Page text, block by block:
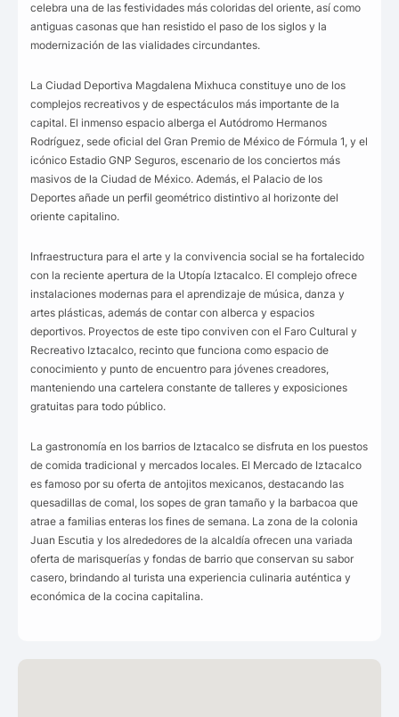
celebra una de las festividades más coloridas del oriente, así como
antiguas casonas que han resistido el paso de los siglos y la
modernización de las vialidades circundantes.
La Ciudad Deportiva Magdalena Mixhuca constituye uno de los
complejos recreativos y de espectáculos más importante de la
capital. El inmenso espacio alberga el Autódromo Hermanos
Rodríguez, sede oficial del Gran Premio de México de Fórmula 1, y el
icónico Estadio GNP Seguros, escenario de los conciertos más
masivos de la Ciudad de México. Además, el Palacio de los
Deportes añade un perfil geométrico distintivo al horizonte del
oriente capitalino.
Infraestructura para el arte y la convivencia social se ha fortalecido
con la reciente apertura de la Utopía Iztacalco. El complejo ofrece
instalaciones modernas para el aprendizaje de música, danza y
artes plásticas, además de contar con alberca y espacios
deportivos. Proyectos de este tipo conviven con el Faro Cultural y
Recreativo Iztacalco, recinto que funciona como espacio de
conocimiento y punto de encuentro para jóvenes creadores,
manteniendo una cartelera constante de talleres y exposiciones
gratuitas para todo público.
La gastronomía en los barrios de Iztacalco se disfruta en los puestos
de comida tradicional y mercados locales. El Mercado de Iztacalco
es famoso por su oferta de antojitos mexicanos, destacando las
quesadillas de comal, los sopes de gran tamaño y la barbacoa que
atrae a familias enteras los fines de semana. La zona de la colonia
Juan Escutia y los alrededores de la alcaldía ofrecen una variada
oferta de marisquerías y fondas de barrio que conservan su sabor
casero, brindando al turista una experiencia culinaria auténtica y
económica de la cocina capitalina.